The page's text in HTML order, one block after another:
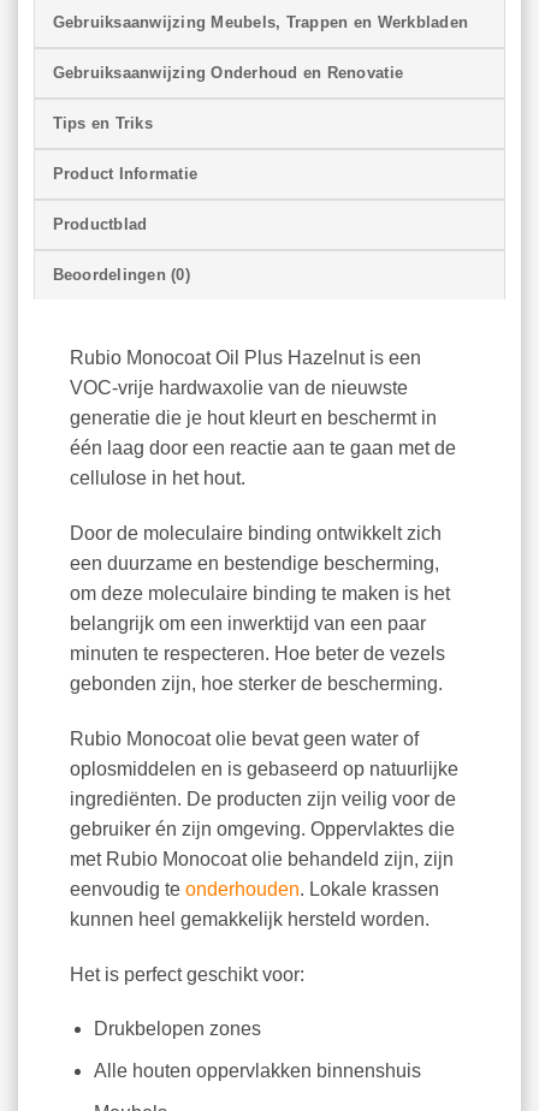
Gebruiksaanwijzing Meubels, Trappen en Werkbladen
Gebruiksaanwijzing Onderhoud en Renovatie
Tips en Triks
Product Informatie
Productblad
Beoordelingen (0)
Rubio Monocoat Oil Plus Hazelnut is een
VOC-vrije hardwaxolie van de nieuwste
generatie die je hout kleurt en beschermt in
één laag door een reactie aan te gaan met de
cellulose in het hout.
Door de moleculaire binding ontwikkelt zich
een duurzame en bestendige bescherming,
om deze moleculaire binding te maken is het
belangrijk om een inwerktijd van een paar
minuten te respecteren. Hoe beter de vezels
gebonden zijn, hoe sterker de bescherming.
Rubio Monocoat olie bevat geen water of
oplosmiddelen en is gebaseerd op natuurlijke
ingrediënten. De producten zijn veilig voor de
gebruiker én zijn omgeving. Oppervlaktes die
met Rubio Monocoat olie behandeld zijn, zijn
eenvoudig te onderhouden. Lokale krassen
kunnen heel gemakkelijk hersteld worden.
Het is perfect geschikt voor:
Drukbelopen zones
Alle houten oppervlakken binnenshuis